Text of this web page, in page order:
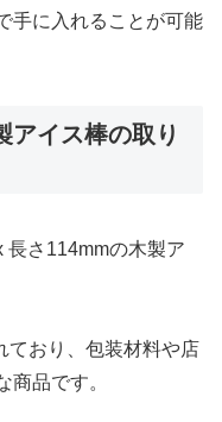
手に入れることが可能
アイス棒の取り
長さ114mmの木製ア
ており、包装材料や店
商品です。